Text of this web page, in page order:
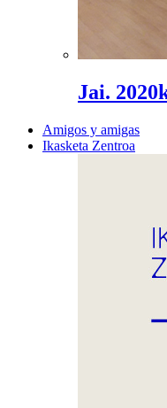
Jai.
Amigos y amigas
Ikasketa Zentroa